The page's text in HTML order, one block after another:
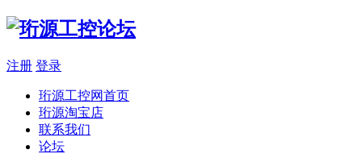
注册 登录
珩源工控网首页
珩源淘宝店
联系我们
论坛